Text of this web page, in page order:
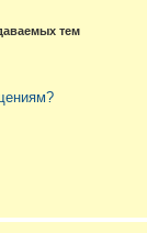
тем